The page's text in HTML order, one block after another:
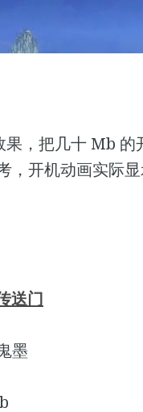
，把几十 Mb 的
，开机动画实际
送门
墨